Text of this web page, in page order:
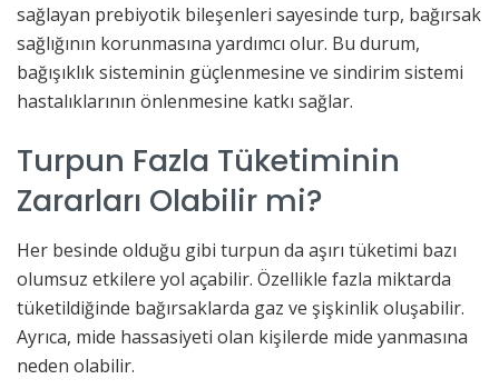
sağlayan prebiyotik bileşenleri sayesinde turp, bağırsak
sağlığının korunmasına yardımcı olur. Bu durum,
bağışıklık sisteminin güçlenmesine ve sindirim sistemi
hastalıklarının önlenmesine katkı sağlar.
Turpun Fazla Tüketiminin
Zararları Olabilir mi?
Her besinde olduğu gibi turpun da aşırı tüketimi bazı
olumsuz etkilere yol açabilir. Özellikle fazla miktarda
tüketildiğinde bağırsaklarda gaz ve şişkinlik oluşabilir.
Ayrıca, mide hassasiyeti olan kişilerde mide yanmasına
neden olabilir.